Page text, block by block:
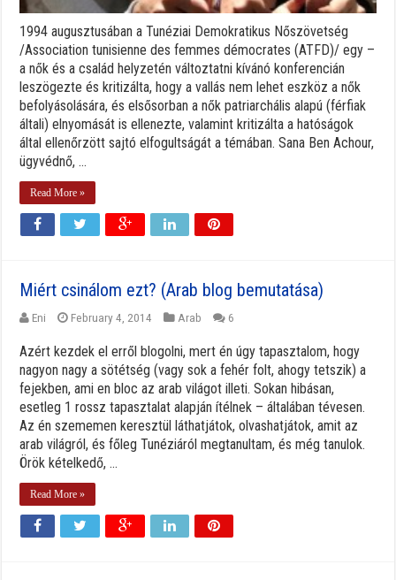
1994 augusztusában a Tunéziai Demokratikus Nőszövetség
/Association tunisienne des femmes démocrates (ATFD)/ egy –
a nők és a család helyzetén változtatni kívánó konferencián
leszögezte és kritizálta, hogy a vallás nem lehet eszköz a nők
befolyásolására, és elsősorban a nők patriarchális alapú (férfiak
általi) elnyomását is ellenezte, valamint kritizálta a hatóságok
által ellenőrzött sajtó elfogultságát a témában. Sana Ben Achour,
ügyvédnő, ...
Read More »
Miért csinálom ezt? (Arab blog bemutatása)
Eni February 4, 2014 Arab 6
Azért kezdek el erről blogolni, mert én úgy tapasztalom, hogy
nagyon nagy a sötétség (vagy sok a fehér folt, ahogy tetszik) a
fejekben, ami en bloc az arab világot illeti. Sokan hibásan,
esetleg 1 rossz tapasztalat alapján ítélnek – általában tévesen.
Az én szememen keresztül láthatjátok, olvashatjátok, amit az
arab világról, és főleg Tunéziáról megtanultam, és még tanulok.
Örök kételkedő, ...
Read More »